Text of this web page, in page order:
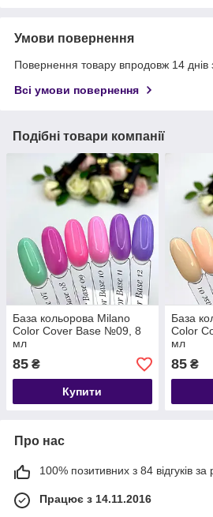
Умови повернення
Повернення товару впродовж 14 днів
Всі умови повернення
Подібні товари компанії
База кольорова Milano
Color Cover Base №09, 8
мл
85 ₴
Купити
База
Color
мл
85₴
Про нас
100% позитивних з 84 відгуків за
Працює з 14.11.2016